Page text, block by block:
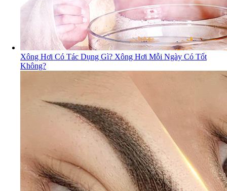
Xông Hơi Có Tác Dụng Gì? Xông Hơi Mỗi Ngày Có Tốt
Không?